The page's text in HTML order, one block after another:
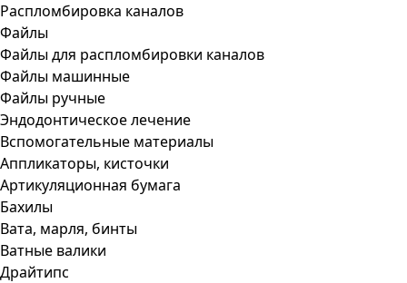
Распломбировка каналов
Файлы
Файлы для распломбировки каналов
Файлы машинные
Файлы ручные
Эндодонтическое лечение
Вспомогательные материалы
Аппликаторы, кисточки
Артикуляционная бумага
Бахилы
Вата, марля, бинты
Ватные валики
Драйтипс